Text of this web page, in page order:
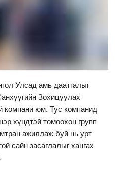
Улсад амь даатгалыг
Зохицуулах
компани юм. Тус компанид
хүндтэй томоохон групп
ажиллаж буй нь урт
сайн засаглалыг хангах